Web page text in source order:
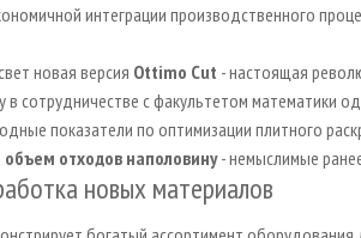
интеграции производственного
новая версия Ottimo Cut - настоящая
сотрудничестве с факультетом математики
показатели по оптимизации плитного
объем отходов наполовину- немыслимые
новых материалов